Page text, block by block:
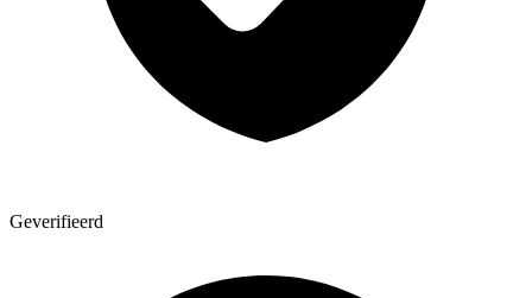
Geverifieerd